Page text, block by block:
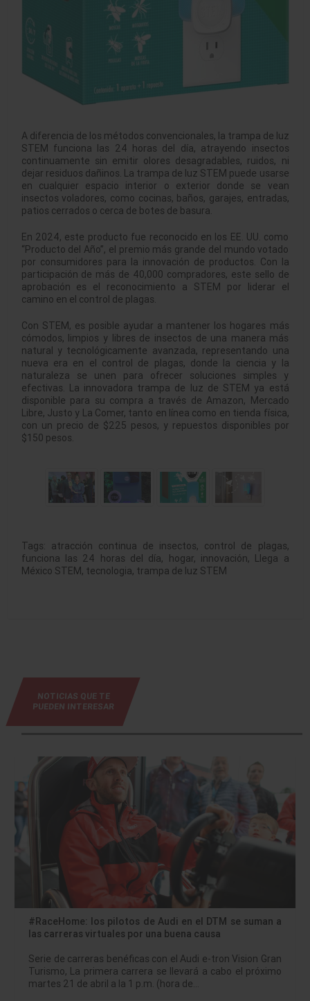
A diferencia de los métodos convencionales, la trampa de luz
STEM funciona las 24 horas del día, atrayendo insectos
continuamente sin emitir olores desagradables, ruidos, ni
dejar residuos dañinos. La trampa de luz STEM puede usarse
en cualquier espacio interior o exterior donde se vean
insectos voladores, como cocinas, baños, garajes, entradas,
patios cerrados o cerca de botes de basura.
En 2024, este producto fue reconocido en los EE. UU. como
“Producto del Año”, el premio más grande del mundo votado
por consumidores para la innovación de productos. Con la
participación de más de 40,000 compradores, este sello de
aprobación es el reconocimiento a STEM por liderar el
camino en el control de plagas.
Con STEM, es posible ayudar a mantener los hogares más
cómodos, limpios y libres de insectos de una manera más
natural y tecnológicamente avanzada, representando una
nueva era en el control de plagas, donde la ciencia y la
naturaleza se unen para ofrecer soluciones simples y
efectivas. La innovadora trampa de luz de STEM ya está
disponible para su compra a través de Amazon, Mercado
Libre, Justo y La Comer, tanto en línea como en tienda física,
con un precio de $225 pesos, y repuestos disponibles por
$150 pesos.
Tags: atracción continua de insectos, control de plagas,
funciona las 24 horas del día, hogar, innovación, Llega a
México STEM, tecnologia, trampa de luz STEM
NOTICIAS QUE TE
PUEDEN INTERESAR
#RaceHome: los pilotos de Audi en el DTM se suman a
las carreras virtuales por una buena causa
Serie de carreras benéficas con el Audi e-tron Vision Gran
Turismo, La primera carrera se llevará a cabo el próximo
martes 21 de abril a la 1 p.m. (hora de…